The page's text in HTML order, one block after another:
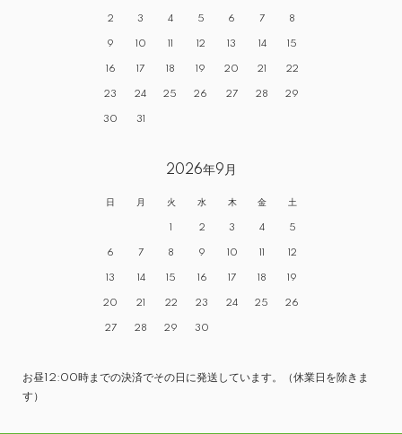
2 3 4 5 6 7 8
9 10 11 12 13 14 15
16 17 18 19 20 21 22
23 24 25 26 27 28 29
30 31
2026年9月
日 月 火 水 木 金 土
1 2 3 4 5
6 7 8 9 10 11 12
13 14 15 16 17 18 19
20 21 22 23 24 25 26
27 28 29 30
お昼12:00時までの決済でその日に発送しています。（休業日を除きま
す）